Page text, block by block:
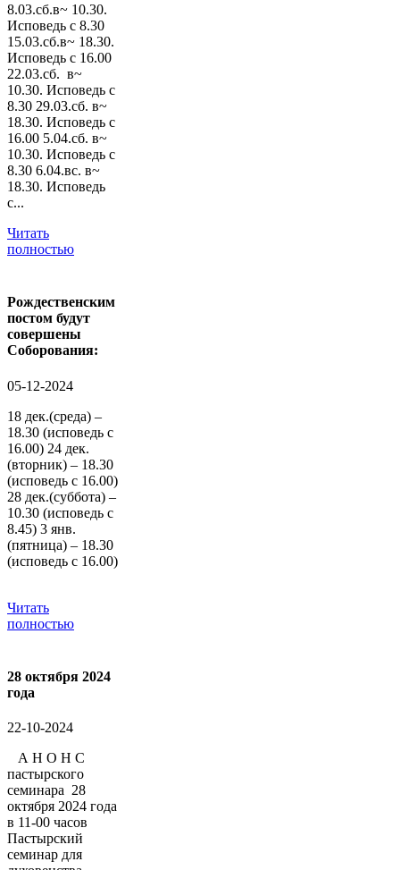
8.03.сб.в~ 10.30.
Исповедь с 8.30
15.03.сб.в~ 18.30.
Исповедь с 16.00
22.03.сб. в~
10.30. Исповедь с
8.30 29.03.сб. в~
18.30. Исповедь с
16.00 5.04.сб. в~
10.30. Исповедь с
8.30 6.04.вс. в~
18.30. Исповедь
с...
Читать
полностью
Рождественским
постом будут
совершены
Соборования:
05-12-2024
18 дек.(среда) –
18.30 (исповедь с
16.00) 24 дек.
(вторник) – 18.30
(исповедь с 16.00)
28 дек.(суббота) –
10.30 (исповедь с
8.45) 3 янв.
(пятница) – 18.30
(исповедь с 16.00)
Читать
полностью
28 октября 2024
года
22-10-2024
А Н О Н С
пастырского
семинара 28
октября 2024 года
в 11-00 часов
Пастырский
семинар для